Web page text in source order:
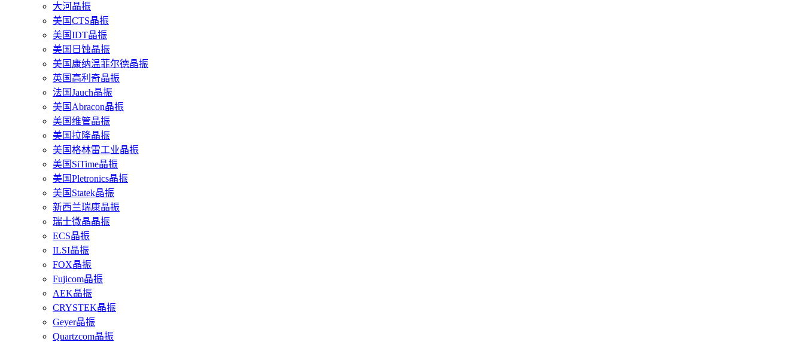
大河晶振
美国CTS晶振
美国IDT晶振
美国日蚀晶振
美国康纳温菲尔德晶振
英国高利奇晶振
法国Jauch晶振
美国Abracon晶振
美国维管晶振
美国拉隆晶振
美国格林雷工业晶振
美国SiTime晶振
美国Pletronics晶振
美国Statek晶振
新西兰瑞康晶振
瑞士微晶晶振
ECS晶振
ILSI晶振
FOX晶振
Fujicom晶振
AEK晶振
CRYSTEK晶振
Geyer晶振
Quartzcom晶振